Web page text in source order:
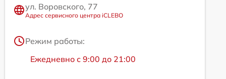
ул. Воровского, 77
Адрес сервисного центра iCLEBO
Режим работы:
Ежедневно с 9:00 до 21:00